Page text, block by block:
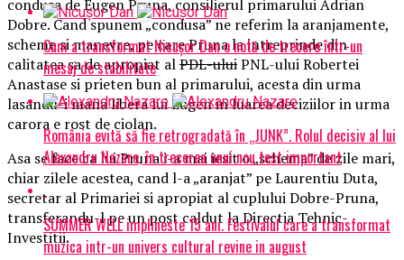
condusa de Eugen Pruna, consilierul primarului Adrian
Dobre. Cand spunem „condusa” ne referim la aranjamente,
scheme si manevre, pe care Pruna la intreprinde din
calitatea sa de apropiat alPDL-uluiPNL-ului Robertei
Anastase si prieten bun al primarului, acesta din urma
lasandu-i mana libera lui Eugen in luarea deciziilor in urma
carora e rost de ciolan.
Asa se face ca lui Pruna i-a mai iesit o „schema” de zile mari,
chiar zilele acestea, cand l-a „aranjat” pe Laurentiu Duta,
secretar al Primariei si apropiat al cuplului Dobre-Pruna,
transferandu-l pe un post caldut la Directia Tehnic-
Investitii.
Cum a transformat Nicușor Dan o notă de trecere într-un
mesaj de stabilitate
România evită să fie retrogradată în „JUNK”. Rolul decisiv al lui
Alexandru Nazare, în trecerea unui nou test important
SUMMER WELL implineste 15 ani. Festivalul care a transformat
muzica intr-un univers cultural revine in august